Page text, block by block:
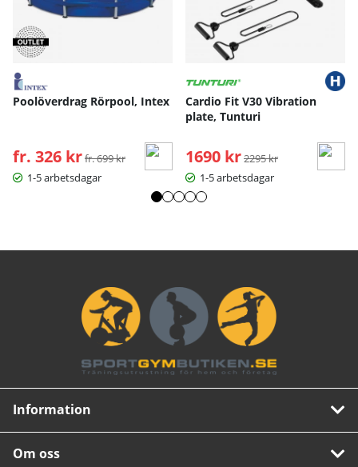
Poolöverdrag Rörpool, Intex
fr. 326 kr Ordinarie pris:
fr. 699 kr
1-5 arbetsdagar
Cardio Fit V30 Vibration
plate, Tunturi
1690 kr Ordinarie pris:
2295 kr
1-5 arbetsdagar
Information
Om oss